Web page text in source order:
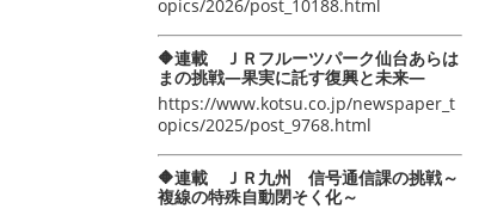
opics/2026/post_10188.html
🔶連載 ＪＲフルーツパーク仙台あらは
まの挑戦―果実に託す復興と未来―
https://www.kotsu.co.jp/newspaper_t
opics/2025/post_9768.html
🔶連載 ＪＲ九州 信号通信課の挑戦～
複線の特殊自動閉そく化～